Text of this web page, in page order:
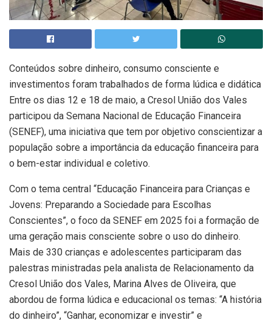
Conteúdos sobre dinheiro, consumo consciente e
investimentos foram trabalhados de forma lúdica e didática
Entre os dias 12 e 18 de maio, a Cresol União dos Vales
participou da Semana Nacional de Educação Financeira
(SENEF), uma iniciativa que tem por objetivo conscientizar a
população sobre a importância da educação financeira para
o bem-estar individual e coletivo.
Com o tema central “Educação Financeira para Crianças e
Jovens: Preparando a Sociedade para Escolhas
Conscientes”, o foco da SENEF em 2025 foi a formação de
uma geração mais consciente sobre o uso do dinheiro.
Mais de 330 crianças e adolescentes participaram das
palestras ministradas pela analista de Relacionamento da
Cresol União dos Vales, Marina Alves de Oliveira, que
abordou de forma lúdica e educacional os temas: “A história
do dinheiro”, “Ganhar, economizar e investir” e